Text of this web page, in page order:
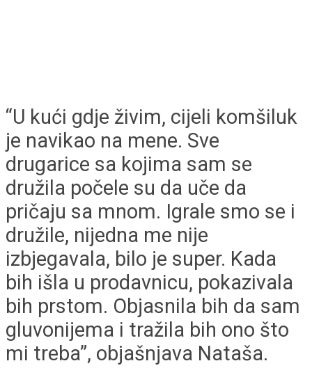
“U kući gdje živim, cijeli komšiluk
je navikao na mene. Sve
drugarice sa kojima sam se
družila počele su da uče da
pričaju sa mnom. Igrale smo se i
družile, nijedna me nije
izbjegavala, bilo je super. Kada
bih išla u prodavnicu, pokazivala
bih prstom. Objasnila bih da sam
gluvonijema i tražila bih ono što
mi treba”, objašnjava Nataša.